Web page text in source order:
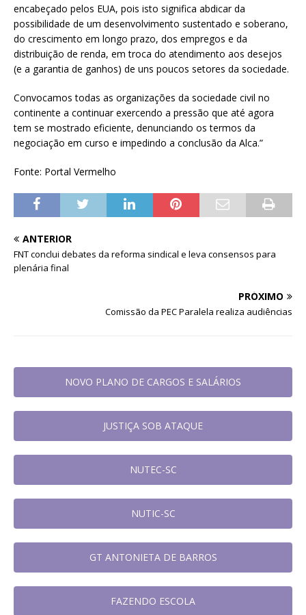
encabeçado pelos EUA, pois isto significa abdicar da
possibilidade de um desenvolvimento sustentado e soberano,
do crescimento em longo prazo, dos empregos e da
distribuição de renda, em troca do atendimento aos desejos
(e a garantia de ganhos) de uns poucos setores da sociedade.
Convocamos todas as organizações da sociedade civil no
continente a continuar exercendo a pressão que até agora
tem se mostrado eficiente, denunciando os termos da
negociação em curso e impedindo a conclusão da Alca.”
Fonte: Portal Vermelho
ANTERIOR
FNT conclui debates da reforma sindical e leva consensos para
plenária final
PRÓXIMO
Comissão da PEC Paralela realiza audiências
NOVO PLANO DE CARGOS E SALÁRIOS
JUSTIÇA SOB ATAQUE
NUTEC-SC
NUTIC-SC
GT ANTONIETA DE BARROS
FAZENDO ESCOLA